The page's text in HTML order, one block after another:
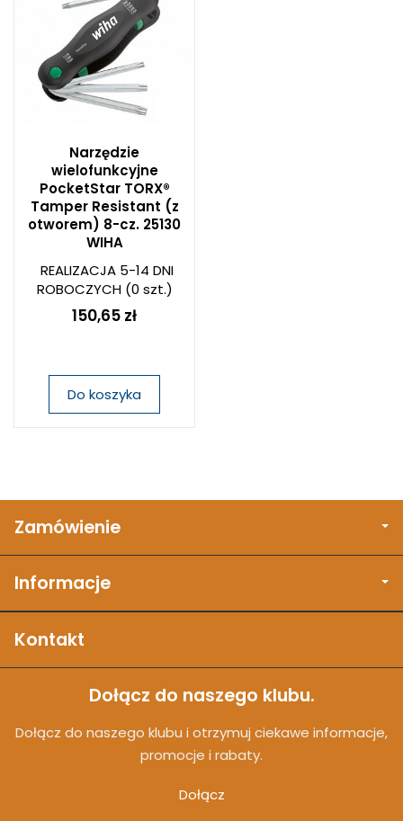
Narzędzie
wielofunkcyjne
PocketStar TORX®
Tamper Resistant (z
otworem) 8-cz. 25130
WIHA
REALIZACJA 5-14 DNI
ROBOCZYCH(0 szt.)
150,65 zł
Do koszyka
Zamówienie
Informacje
Kontakt
Dołącz do naszego klubu.
Dołącz do naszego klubu i otrzymuj ciekawe informacje,
promocje i rabaty.
Dołącz